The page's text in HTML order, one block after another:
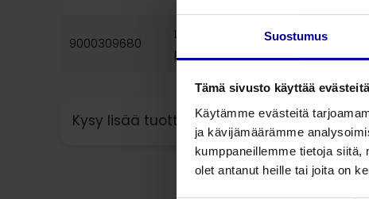
Suostumus
Tämä sivusto käyttää evästeitä
Käytämme evästeitä
ja kävijämäärämme
kumppaneillemme tietoja
olet antanut heille tai joita on
9000309680
Laryngoskoopin varsi,
paksu
Kysy lisää tuotteesta